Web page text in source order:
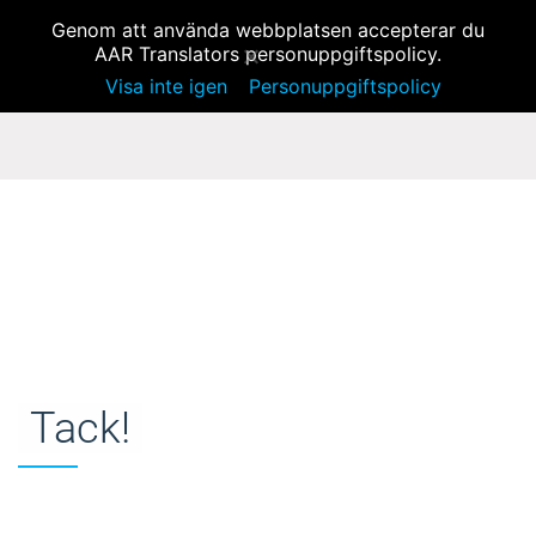
MENY info@aar-translator.se
Tack!
Genom att använda webbplatsen accepterar du
AAR Translators personuppgiftspolicy.
Visa inte igen
Personuppgiftspolicy